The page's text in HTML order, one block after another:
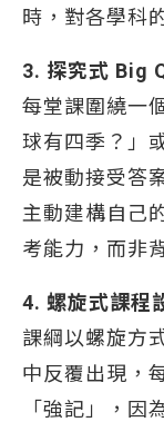
時，對各學科
3. 探究式 Big
每堂課圍繞一
球有四季？」
是被動接受答
主動建構自己
考能力，而非
4. 螺旋式課程
課綱以螺旋方
中反覆出現，
「強記」，因